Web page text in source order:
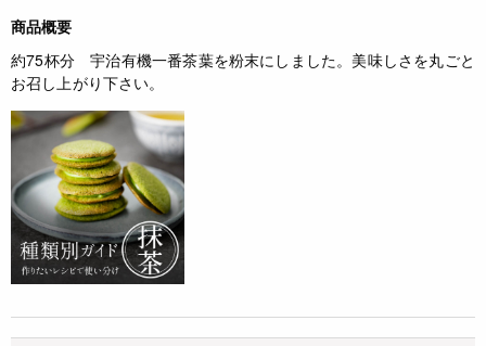
商品概要
約75杯分 宇治有機一番茶葉を粉末にしました。美味しさを丸ごと
お召し上がり下さい。